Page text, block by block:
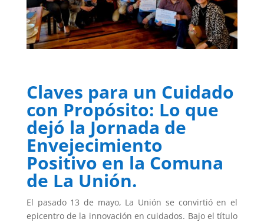
Claves para un Cuidado
con Propósito: Lo que
dejó la Jornada de
Envejecimiento
Positivo en la Comuna
de La Unión.
El pasado 13 de mayo, La Unión se convirtió en el
epicentro de la innovación en cuidados. Bajo el título